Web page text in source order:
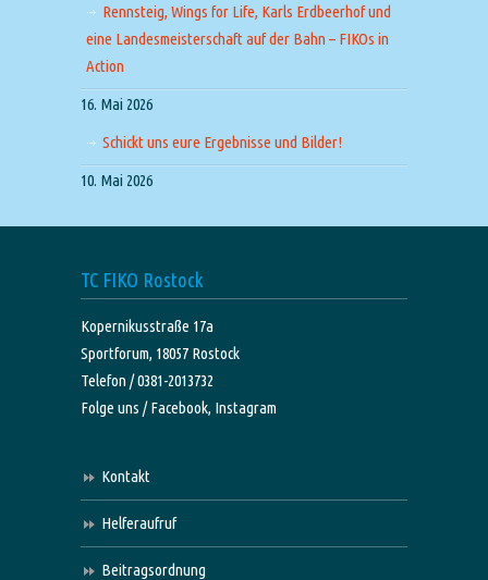
Rennsteig, Wings for Life, Karls Erdbeerhof und
eine Landesmeisterschaft auf der Bahn – FIKOs in
Action
16. Mai 2026
Schickt uns eure Ergebnisse und Bilder!
10. Mai 2026
TC FIKO Rostock
Kopernikusstraße 17a
Sportforum, 18057 Rostock
Telefon / 0381-2013732
Folge uns /Facebook, Instagram
Kontakt
Helferaufruf
Beitragsordnung